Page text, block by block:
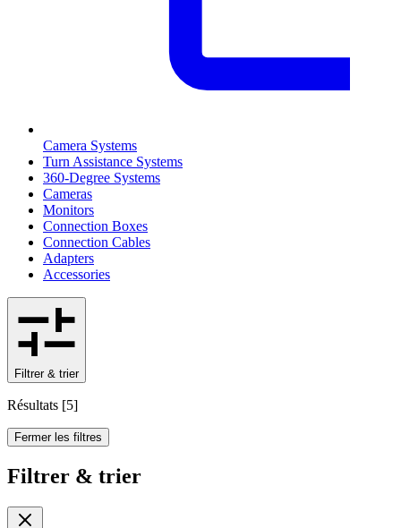
Camera Systems
Turn Assistance Systems
360-Degree Systems
Cameras
Monitors
Connection Boxes
Connection Cables
Adapters
Accessories
Filtrer & trier
Résultats [5]
Fermer les filtres
Filtrer & trier